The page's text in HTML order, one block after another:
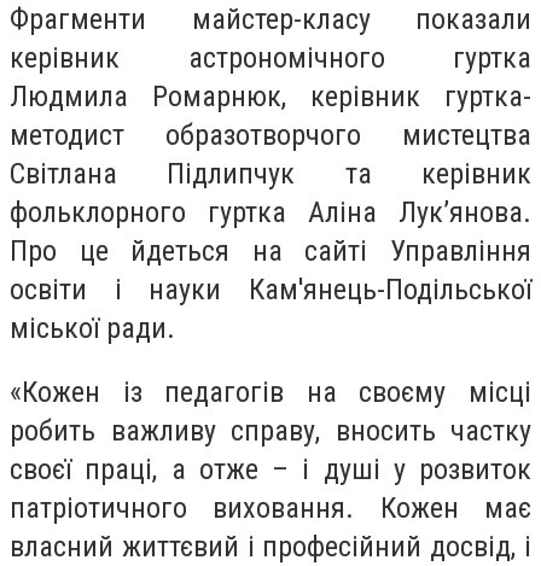
Фрагменти майстер-класу показали
керівник астрономічного гуртка
Людмила Ромарнюк, керівник гуртка-
методист образотворчого мистецтва
Світлана Підлипчук та керівник
фольклорного гуртка Аліна Лук’янова.
Про це йдеться на сайті Управління
освіти і науки Кам'янець-Подільської
міської ради.
«Кожен із педагогів на своєму місці
робить важливу справу, вносить частку
своєї праці, а отже – і душі у розвиток
патріотичного виховання. Кожен має
власний життєвий і професійний досвід, і